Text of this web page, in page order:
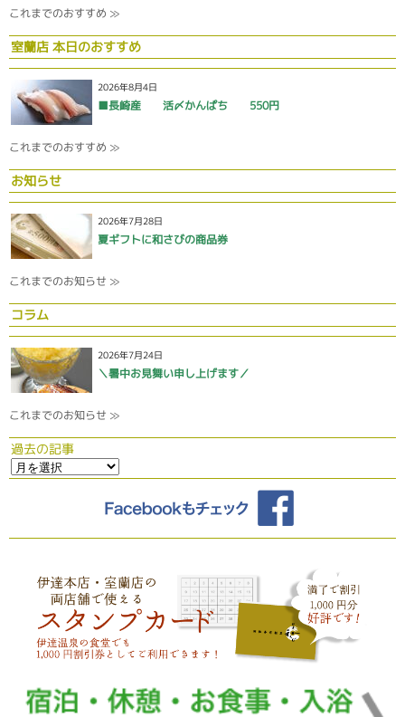
これまでのおすすめ ≫
室蘭店 本日のおすすめ
2026年8月4日
■長崎産 活〆かんぱち 550円
これまでのおすすめ ≫
お知らせ
2026年7月28日
夏ギフトに和さびの商品券
これまでのお知らせ ≫
コラム
2026年7月24日
＼暑中お見舞い申し上げます／
これまでのお知らせ ≫
過去の記事